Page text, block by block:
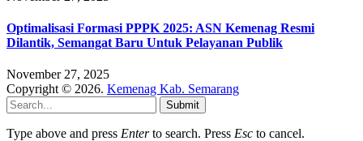
Optimalisasi Formasi PPPK 2025: ASN Kemenag Resmi
Dilantik, Semangat Baru Untuk Pelayanan Publik
November 27, 2025
Copyright © 2026. Kemenag Kab. Semarang
Submit
Type above and press Enterto search. Press Esc to cancel.